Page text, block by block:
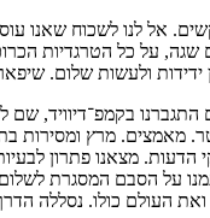
אל לנו לשכוח שאנו
על כל הטרגדיות
ידידות ולעשות שלום.
התגברנו בקמפ־דיוויד,
מאמצים. מרץ ומסירות
הדעות. מצאנו פתרון
על הסבם המסגרת
העולם כולו. נסללה